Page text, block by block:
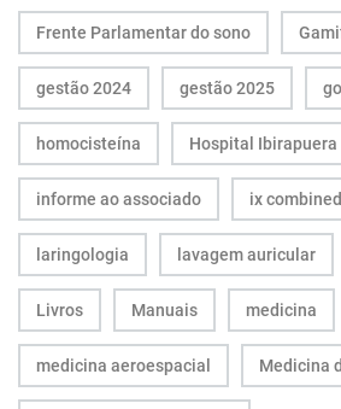
Frente Parlamentar do sono
gestão 2024 gestão 2025
homocisteína Hospital Ibirapuera
informe ao associado ix
laringologia lavagem auricular
Livros Manuais medicina
medicina aeroespacial Medicina